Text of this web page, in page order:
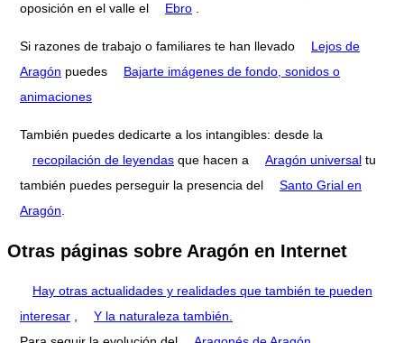
oposición en el valle el
Ebro
Si razones de trabajo o familiares te han llevado
Lejos de
Aragón puedes
Bajarte imágenes de fondo, sonidos o
animaciones
También puedes dedicarte a los intangibles: desde la
recopilación de leyendas que hacen a Aragón universal tu
también puedes perseguir la presencia del
Santo Grial en
Aragón
Otras páginas sobre Aragón en Internet
Hay otras actualidades y realidades que también te pueden
interesar ,
Y la naturaleza también.